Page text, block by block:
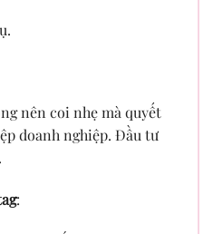
nên coi nhẹ mà quyết
doanh nghiệp. Đầu tư
: